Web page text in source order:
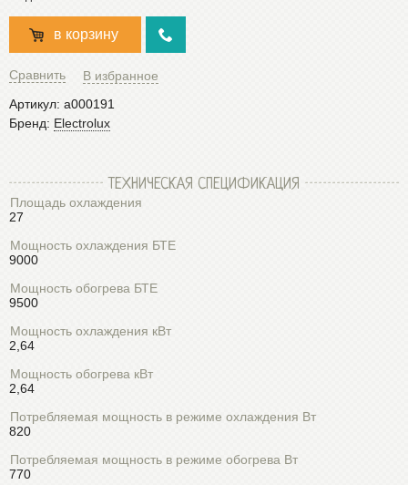
в корзину
Сравнить
В избранное
Артикул: a000191
Бренд: Electrolux
ТЕХНИЧЕСКАЯ СПЕЦИФИКАЦИЯ
Площадь охлаждения
27
Мощность охлаждения БТЕ
9000
Мощность обогрева БТЕ
9500
Мощность охлаждения кВт
2,64
Мощность обогрева кВт
2,64
Потребляемая мощность в режиме охлаждения Вт
820
Потребляемая мощность в режиме обогрева Вт
770